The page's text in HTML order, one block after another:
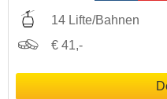
14 Lifte/Bahnen
€ 41,-